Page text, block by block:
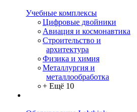
Учебные комплексы
Цифровые двойники
Авиация и космонавтика
Строительство и
архитектура
Физика и химия
Металлургия и
металлообработка
+ Ещё 10